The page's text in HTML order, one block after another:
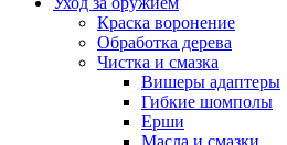
Краска воронение
Обработка дерева
Чистка и смазка
Вишеры адаптеры
Гибкие шомполы
Ерши
Масла и смазки